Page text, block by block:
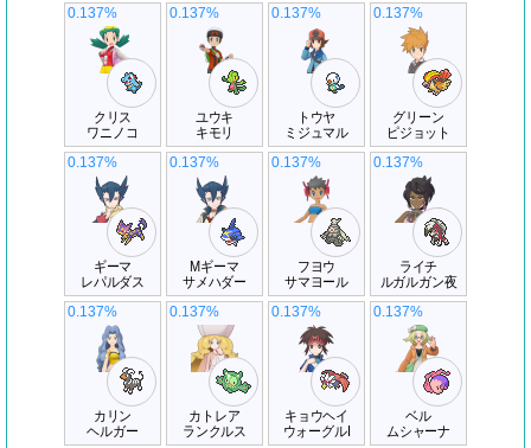
クリス
ワニノコ
0.137%
ユウキ
キモリ
0.137%
トウヤ
ミジュマル
0.137%
グリーン
ピジョット
0.137%
ギーマ
レパルダス
0.137%
Mギーマ
サメハダー
0.137%
フヨウ
サマヨール
0.137%
ライチ
ルガルガン夜
0.137%
カリン
ヘルガー
0.137%
カトレア
ランクルス
0.137%
キョウヘイ
ウォーグルI
0.137%
ベル
ムシャーナ
0.137%